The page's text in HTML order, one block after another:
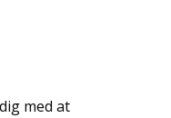
med at